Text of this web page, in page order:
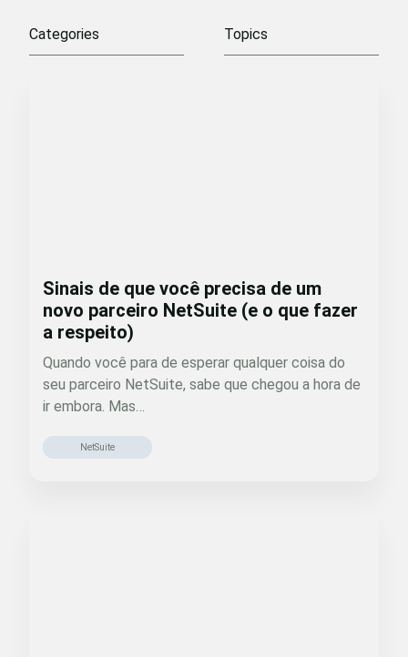
Sinais de que você precisa de um
novo parceiro NetSuite (e o que fazer
a respeito)
Quando você para de esperar qualquer coisa do
seu parceiro NetSuite, sabe que chegou a hora de
ir embora. Mas…
NetSuite